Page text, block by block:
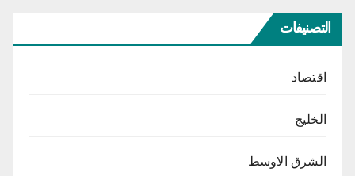
التصنيفات
اقتصاد
الخليج
الشرق الاوسط